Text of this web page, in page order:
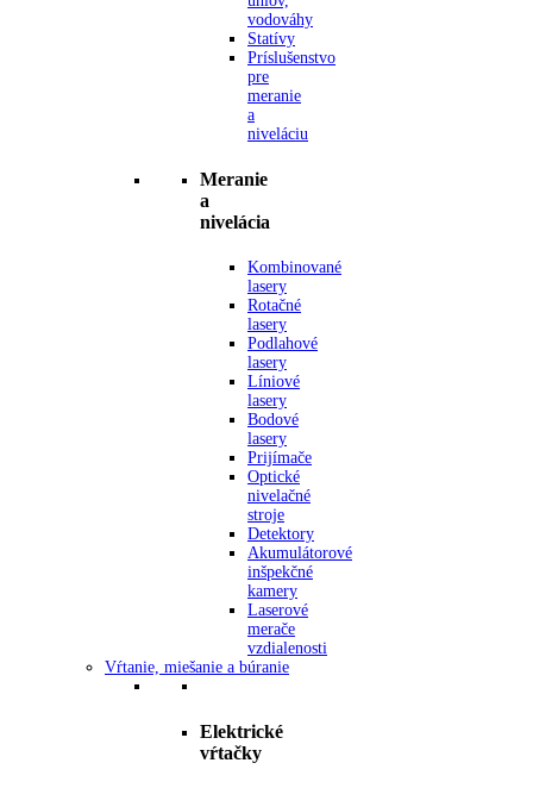
vodováhy
Statívy
Príslušenstvo
pre
meranie
a
niveláciu
Meranie
a
nivelácia
Kombinované
lasery
Rotačné
lasery
Podlahové
lasery
Líniové
lasery
Bodové
lasery
Prijímače
Optické
nivelačné
stroje
Detektory
Akumulátorové
inšpekčné
kamery
Laserové
merače
vzdialenosti
Vŕtanie, miešanie a búranie
Elektrické
vŕtačky